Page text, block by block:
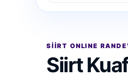
SIIRT ONLINE
Siirt